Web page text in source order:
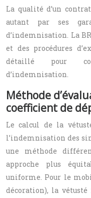
La qualité d’un
autant par ses
d’indemnisation. La
et des procédures
détaillé pour
d’indemnisation.
Méthode
coefficient de
Le calcul de la
l’indemnisation des
une méthode
approche plus
uniforme. Pour le
décoration), la